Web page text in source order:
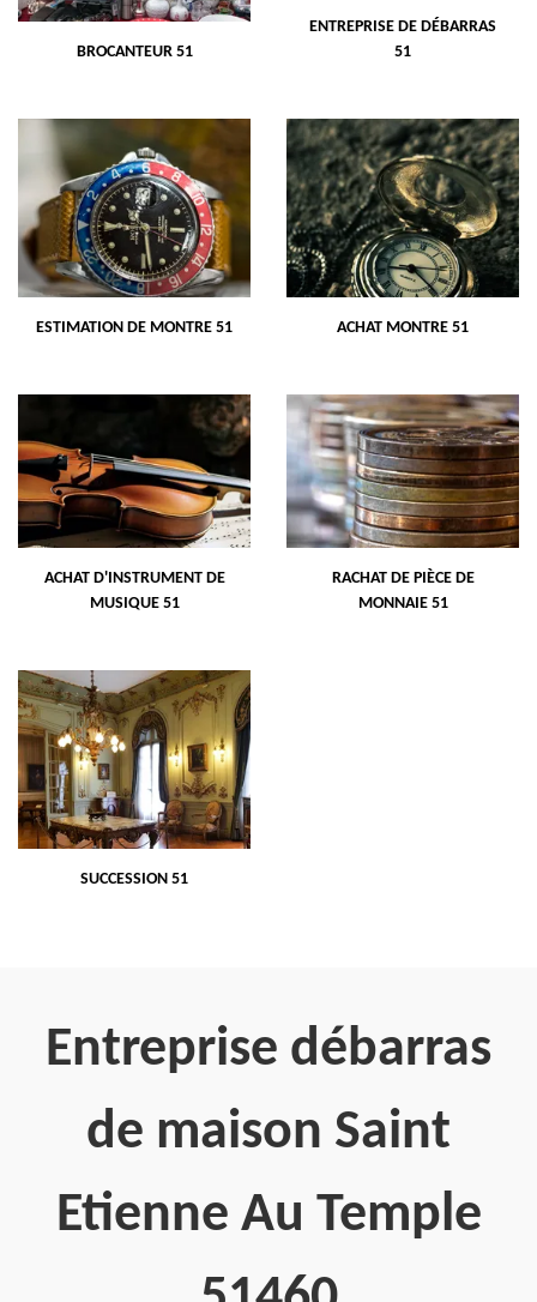
BROCANTEUR 51
ENTREPRISE DE DÉBARRAS
51
ESTIMATION DE MONTRE 51 ACHAT MONTRE 51
ACHAT D'INSTRUMENT DE
MUSIQUE 51
RACHAT DE PIÈCE DE
MONNAIE 51
SUCCESSION 51
Entreprise débarras
de maison Saint
Etienne Au Temple